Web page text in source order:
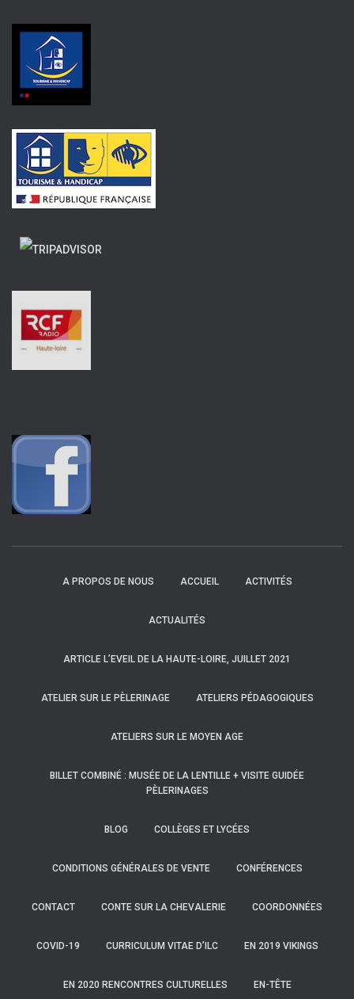
A PROPOS DE NOUS ACCUEIL ACTIVITÉS
ACTUALITÉS
ARTICLE L’EVEIL DE LA HAUTE-LOIRE, JUILLET 2021
ATELIER SUR LE PÈLERINAGE ATELIERS PÉDAGOGIQUES
ATELIERS SUR LE MOYEN AGE
BILLET COMBINÉ : MUSÉE DE LA LENTILLE + VISITE GUIDÉE
PÈLERINAGES
BLOG COLLÈGES ET LYCÉES
CONDITIONS GÉNÉRALES DE VENTE CONFÉRENCES
CONTACT CONTE SUR LA CHEVALERIE COORDONNÉES
COVID-19 CURRICULUM VITAE D’ILC EN 2019 VIKINGS
EN 2020 RENCONTRES CULTURELLES EN-TÊTE